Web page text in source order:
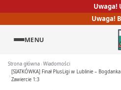
Uwaga!
Uwaga!
MENU
Strona główna Wiadomości
[SIATKÓWKA] Finał PlusLigi w Lublinie –
Zawiercie 1:3